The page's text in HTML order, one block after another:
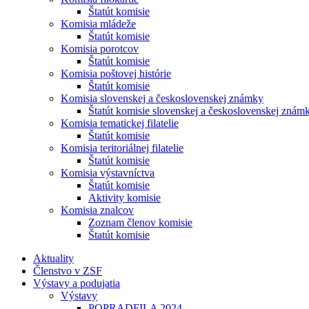
Štatút komisie
Komisia mládeže
Štatút komisie
Komisia porotcov
Štatút komisie
Komisia poštovej histórie
Štatút komisie
Komisia slovenskej a československej známky
Štatút komisie slovenskej a československej
Komisia tematickej filatelie
Štatút komisie
Komisia teritoriálnej filatelie
Štatút komisie
Komisia výstavníctva
Štatút komisie
Aktivity komisie
Komisia znalcov
Zoznam členov komisie
Štatút komisie
Aktuality
Členstvo v ZSF
Výstavy a podujatia
Výstavy